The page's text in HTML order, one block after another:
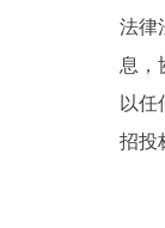
法律
息，
以
招投